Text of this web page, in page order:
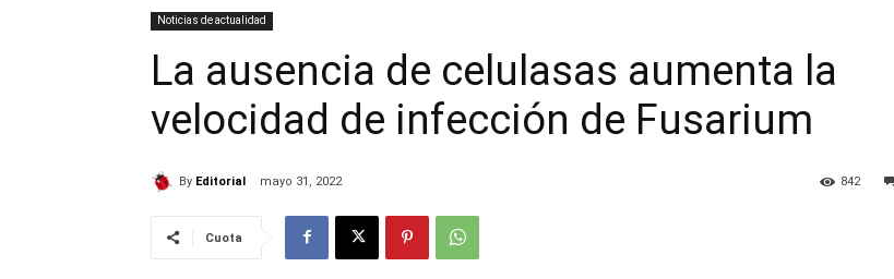
Noticias de actualidad
La ausencia de celulasas aumenta la
velocidad de infección de Fusarium
By Editorial mayo 31, 2022 842
Cuota